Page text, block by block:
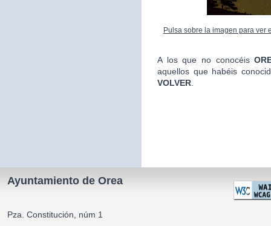
Pulsa sobre la imagen para ver
A los que no conocéis
aquellos que habéis
VOLVER
Ayuntamiento de Orea
Pza. Constitución, núm 1